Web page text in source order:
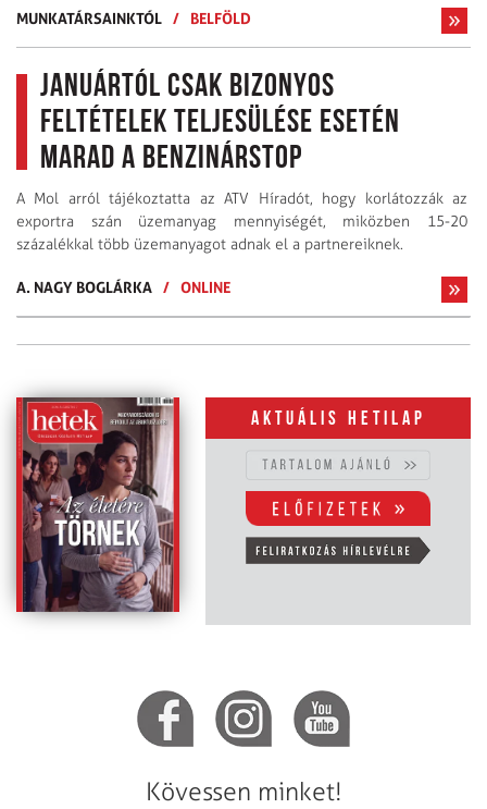
MUNKATÁRSAINKTÓL / BELFÖLD
Januártól csak bizonyos
feltételek teljesülése esetén
marad a benzinárstop
A Mol arról tájékoztatta az ATV Híradót, hogy korlátozzák az
exportra szán üzemanyag mennyiségét, miközben 15-20
százalékkal több üzemanyagot adnak el a partnereiknek.
A. NAGY BOGLÁRKA / ONLINE
Aktuális hetilap
Kövessen minket!